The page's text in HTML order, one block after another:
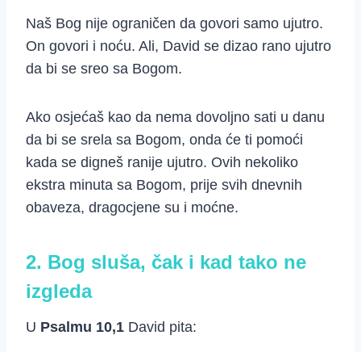
Naš Bog nije ograničen da govori samo ujutro.
On govori i noću. Ali, David se dizao rano ujutro
da bi se sreo sa Bogom.
Ako osjećaš kao da nema dovoljno sati u danu
da bi se srela sa Bogom, onda će ti pomoći
kada se digneš ranije ujutro. Ovih nekoliko
ekstra minuta sa Bogom, prije svih dnevnih
obaveza, dragocjene su i moćne.
2. Bog sluša, čak i kad tako ne
izgleda
U Psalmu 10,1 David pita: